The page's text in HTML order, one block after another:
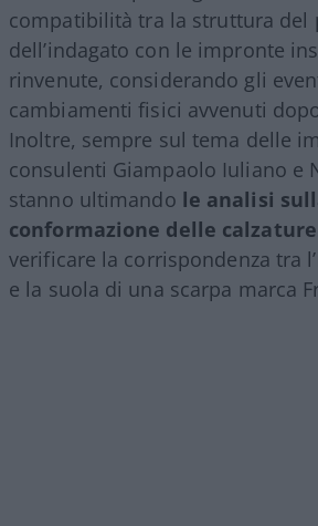
compatibilità tra la struttura del
dell’indagato con le impronte
rinvenute, considerando gli
cambiamenti fisici avvenuti
Inoltre, sempre sul tema delle
consulenti Giampaolo Iuliano e
stanno ultimando le analisi
conformazione delle calzature
verificare la corrispondenza tra
e la suola di una scarpa marca